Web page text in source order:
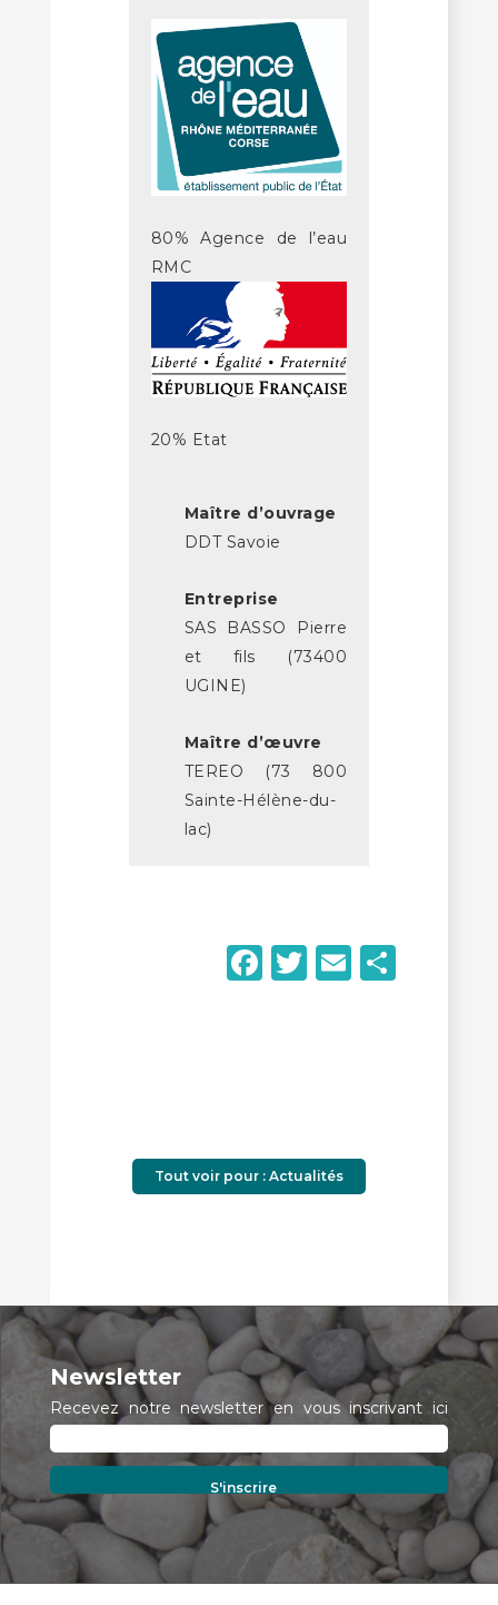
80% Agence de l’eau
RMC
20% Etat
Maître d’ouvrage
DDT Savoie
Entreprise
SAS BASSO Pierre
et fils (73400
UGINE)
Maître d’œuvre
TEREO (73 800
Sainte-Hélène-du-
lac)
Facebook
Twitter
Email
Tout voir pour : Actualités
Newsletter
Recevez notre newsletter en vous inscrivant ici